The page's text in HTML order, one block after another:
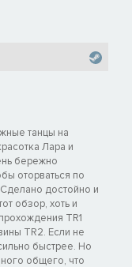
танцы на
Лара и
бережно
оторваться по
Сделано достойно и
обзор, хоть и
TR1
TR2. Если не
быстрее. Но
общего, что